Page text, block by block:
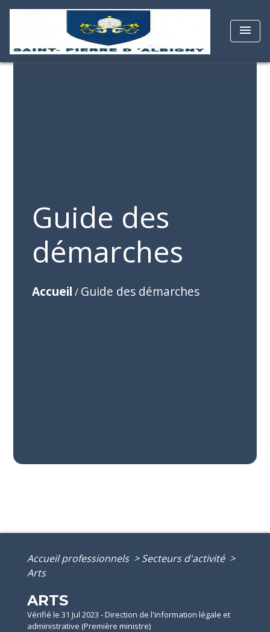
menu
Guide des
démarches
Accueil / Guide des démarches
Accueil professionnels > Secteurs d'activité >
Arts
ARTS
Vérifié le 31 Jul 2023 - Direction de l'information légale et
administrative (Première ministre)